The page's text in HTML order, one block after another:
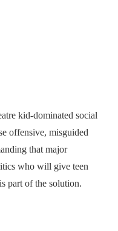
kid-dominated social
offensive, misguided
that major
who will give teen
part of the solution.